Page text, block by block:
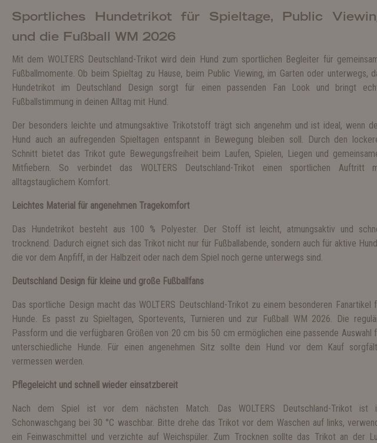
Sportliches Hundetrikot für Spieltage, Public
und die Fußball WM 2026
Mit dem WOLTERS Deutschland-Trikot wird dein Hund zum sportlichen Begleiter für
Fußballmomente. Ob beim Spieltag zu Hause, beim Public Viewing, im Garten oder unterwegs,
Hundetrikot im Deutschland Design sorgt für einen passenden Fan Look und bringt
Fußballstimmung in deinen Alltag mit Hund.
Der besonders leichte und atmungsaktive Trikotstoff trägt sich angenehm und ist ideal, wenn
Hund auch an aufregenden Spieltagen entspannt in Bewegung bleiben soll. Durch den
Schnitt bietet das Trikot gute Bewegungsfreiheit beim Laufen, Spielen, Liegen und
Mitfiebern. So verbindet das WOLTERS Deutschland-Trikot einen sportlichen Auftritt
alltagstauglichem Komfort.
Leichtes Material für angenehmen Tragekomfort
Das Hundetrikot besteht aus 100 % Polyester. Der Stoff ist leicht, atmungsaktiv und
trocknend. Dadurch eignet sich das Trikot nicht nur für Fußballabende, sondern auch für aktive
die vor dem Anpfiff, in der Halbzeit oder nach dem Spiel noch gerne unterwegs sind.
Deutschland Design für kleine und große Fußballfans
Das sportliche Design macht das WOLTERS Deutschland-Trikot zu einem besonderen Fanartikel
Hunde. Es passt zu Spieltagen, Sportevents, Turnieren und zur Fußball WM 2026. Die
Passform und die verfügbaren Größen von 20 cm bis 50 cm ermöglichen eine passende Auswahl
unterschiedliche Hunde. Für einen angenehmen Sitz sollte dein Hund vor dem Kauf
vermessen werden.
Pflegeleicht und schnell wieder einsatzbereit
Nach dem Spiel ist vor dem nächsten Match. Das WOLTERS Deutschland-Trikot ist
Schonwaschgang bei 30 °C waschbar. Bitte drehe das Trikot vor dem Waschen auf links,
ein Feinwaschmittel und verzichte auf Weichspüler. Zum Trocknen sollte das Trikot an der